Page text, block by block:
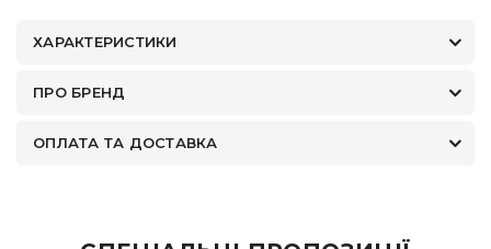
ХАРАКТЕРИСТИКИ
ПРО БРЕНД
ОПЛАТА ТА ДОСТАВКА